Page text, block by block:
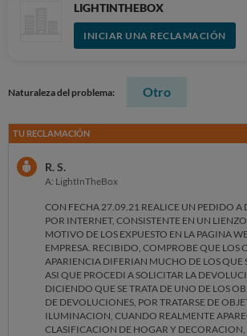
LIGHTINTHEBOX
INICIAR UNA RECLAMACIÓN
Naturaleza del problema: Otro
TU RECLAMACIÓN
R. S.
A: LightInTheBox
CON FECHA 27.09.21 REALICE UN PEDIDO A
POR INTERNET, CONSISTENTE EN UN
MOTIVO DE LOS EXPUESTO EN LA PAGINA
EMPRESA. RECIBIDO, COMPROBE QUE LOS
APARIENCIA DIFERIAN MUCHO DE LOS QUE
ASI QUE PROCEDI A SOLICITAR LA
DICIENDO QUE SE TRATA DE UNO DE LOS
DE DEVOLUCIONES, POR TRATARSE DE
ILUMINACION, CUANDO REALMENTE
CLASIFICACION DE HOGAR Y DECORACION,